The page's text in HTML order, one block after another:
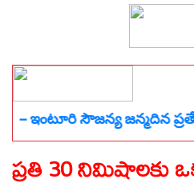
సౌజన్య జన్మదిన ప్రత్యేక కథనం
ప్రతి 30 నిమిషాలకు